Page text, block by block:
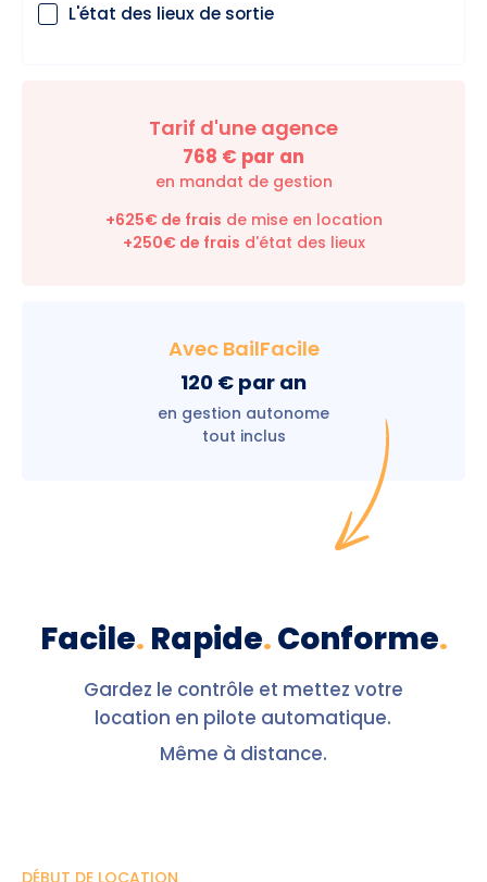
L'état des lieux de sortie
Tarif d'une agence
768 € par an
en mandat de gestion
+625€ de frais de mise en location
+250€ de frais d'état des lieux
Avec BailFacile
120 € par an
en gestion autonome
tout inclus
Facile. Rapide.Conforme.
Gardez le contrôle et mettez votre
location en pilote automatique.
Même à distance.
DÉBUT DE LOCATION